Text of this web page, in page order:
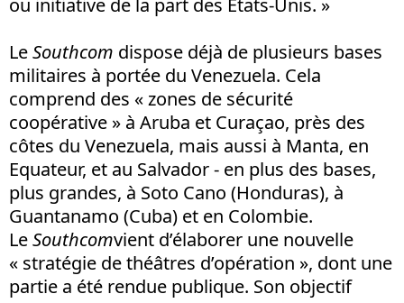
ou initiative de la part des Etats-Unis. »
LeSouthcom dispose déjà de plusieurs bases
militaires à portée du Venezuela. Cela
comprend des « zones de sécurité
coopérative » à Aruba et Curaçao, près des
côtes du Venezuela, mais aussi à Manta, en
Equateur, et au Salvador - en plus des bases,
plus grandes, à Soto Cano (Honduras), à
Guantanamo (Cuba) et en Colombie.
LeSouthcomvient d’élaborer une nouvelle
« stratégie de théâtres d’opération », dont une
partie a été rendue publique. Son objectif